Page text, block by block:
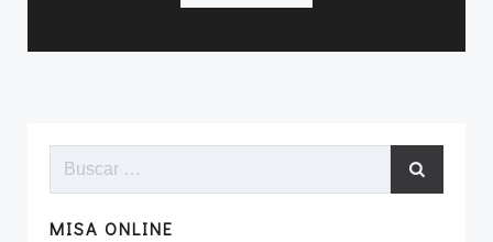
Buscar:
MISA ONLINE